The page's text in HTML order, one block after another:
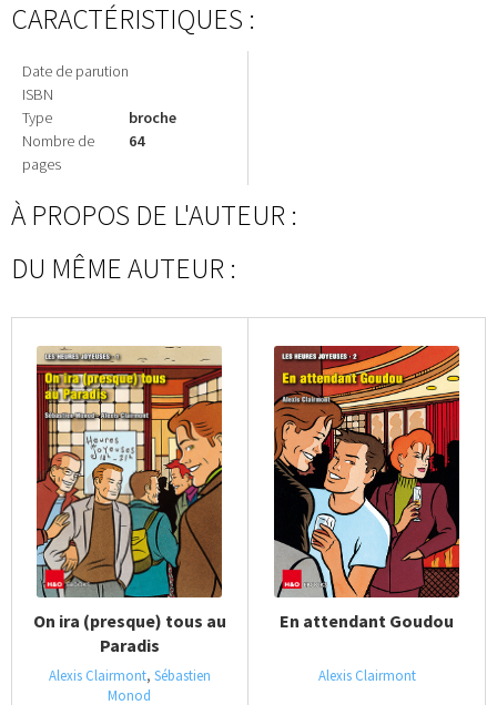
CARACTÉRISTIQUES :
Date de parution
ISBN
Type
Nombre de
pages
broche
64
À PROPOS DE L'AUTEUR :
DU MÊME AUTEUR :
On ira (presque) tous au
Paradis
Alexis Clairmont, Sébastien
Monod
En attendant Goudou
Alexis Clairmont